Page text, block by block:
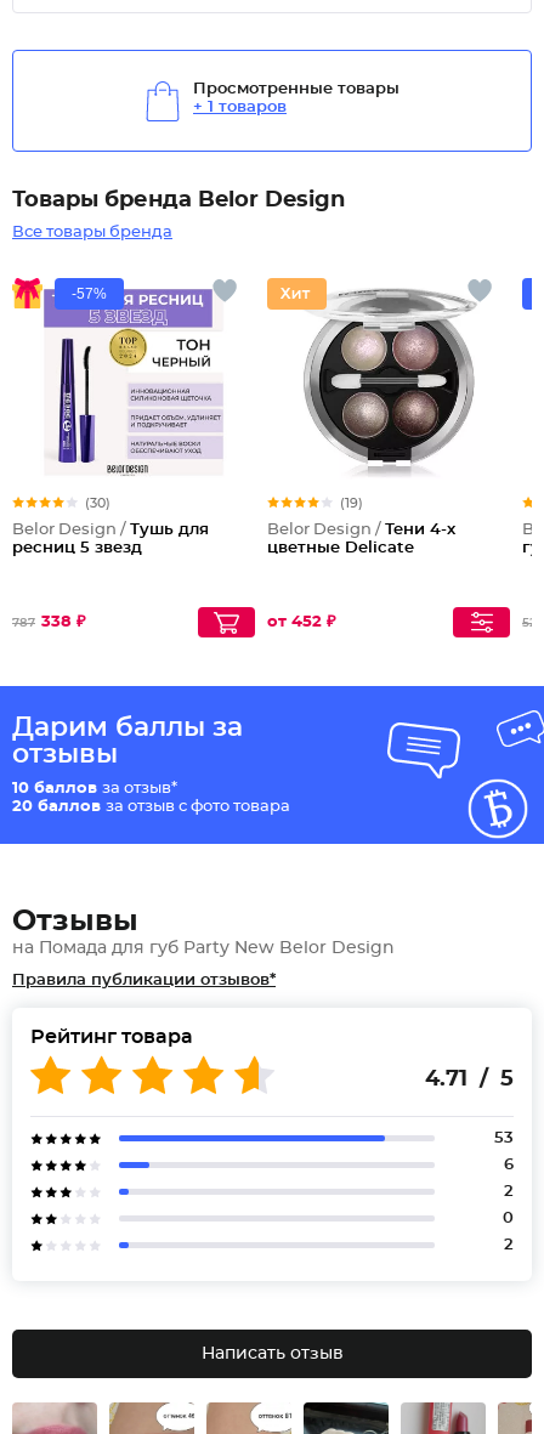
Просмотренные товары
+ 1 товаров
Товары бренда Belor Design
Все товары бренда
-57%
(30)
Belor Design / Тушь для
ресниц 5 звезд
787 338 ₽
(19)
Belor Design / Тени 4-х
цветные Delicate
от 452 ₽ 527
Дарим баллы за
отзывы
10 баллов за отзыв*
20 баллов за отзыв с фото товара
Отзывы
на Помада для губ Party New Belor Design
Правила публикации отзывов*
Рейтинг товара
4.71 / 5
53
6
2
0
2
Написать отзыв